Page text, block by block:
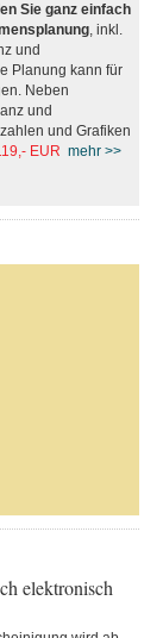
Sie ganz einfach
, inkl.
und
Planung kann für
Neben
und
und Grafiken
EUR mehr >>
elektronisch